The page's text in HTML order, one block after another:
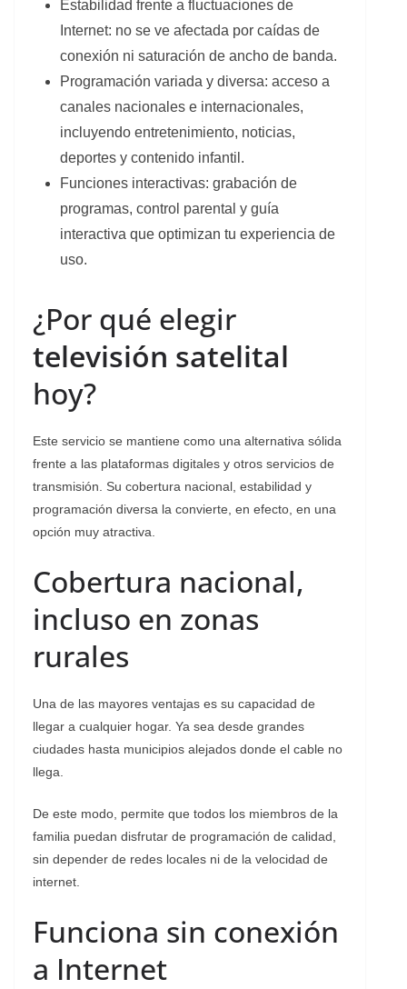
Estabilidad frente a fluctuaciones de
Internet: no se ve afectada por caídas de
conexión ni saturación de ancho de banda.
Programación variada y diversa: acceso a
canales nacionales e internacionales,
incluyendo entretenimiento, noticias,
deportes y contenido infantil.
Funciones interactivas: grabación de
programas, control parental y guía
interactiva que optimizan tu experiencia de
uso.
¿Por qué elegir
televisión satelital
hoy?
Este servicio se mantiene como una alternativa sólida
frente a las plataformas digitales y otros servicios de
transmisión. Su cobertura nacional, estabilidad y
programación diversa la convierte, en efecto, en una
opción muy atractiva.
Cobertura nacional,
incluso en zonas
rurales
Una de las mayores ventajas es su capacidad de
llegar a cualquier hogar. Ya sea desde grandes
ciudades hasta municipios alejados donde el cable no
llega.
De este modo, permite que todos los miembros de la
familia puedan disfrutar de programación de calidad,
sin depender de redes locales ni de la velocidad de
internet.
Funciona sin conexión
a Internet